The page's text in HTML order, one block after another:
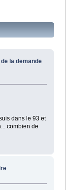
la demande
dans le 93 et
combien de